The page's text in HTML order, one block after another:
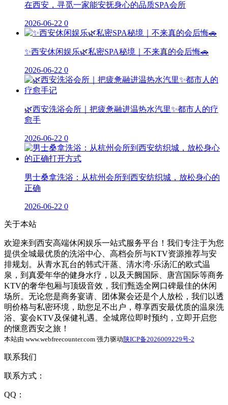
在西安，寻觅一家能安抚身心的品质SPA会所
2026-06-22 0
✨西安休闲娱乐🌿私密SPA秘境｜不来真的会后悔🚗
2026-06-22 0
🌿西安洗浴会所｜把疲惫融进温热水汽里✨都市人的疗
愈手
2026-06-22 0
男士桑拿洗浴：从杭州会所到西安纺织城，放松身心的
正确
2026-06-22 0
关于本站
欢迎来到西安高端休闲娱乐一站式服务平台！我们专注于为您
提供全城最优质的洗浴中心、高档会所与KTV资源推荐与安
排规划。从青水瓦台的韩式汗蒸、清水湾·乐汤汇的欧式温
泉，到真爱年华的健身水疗，以及天阙国际、唐宫国际等商务
KTV的奢华包厢与顶级音效，我们甄选全网口碑最佳的休闲
场所。无论您是商务宴请、团体聚会还是个人放松，我们以透
明价格与私密环境，助您足不出户，尊享西安最优质的温泉洗
浴、宴会KTV及保健礼遇。全城席位即时预约，立即开启您
的惬意西安之旅！
本站由 www.webfreecounter.com 强力驱动陕ICP备2026009229号-2
联系我们
联系方式：
QQ：